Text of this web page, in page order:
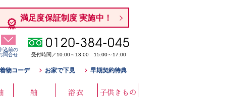
満足度保証制度 実施中！
込前の
問合せ
受付時間／10:00～13:00 15:00～17:00
物コーデ お家で下見 早期契約特典
紬 浴衣 子供きもの